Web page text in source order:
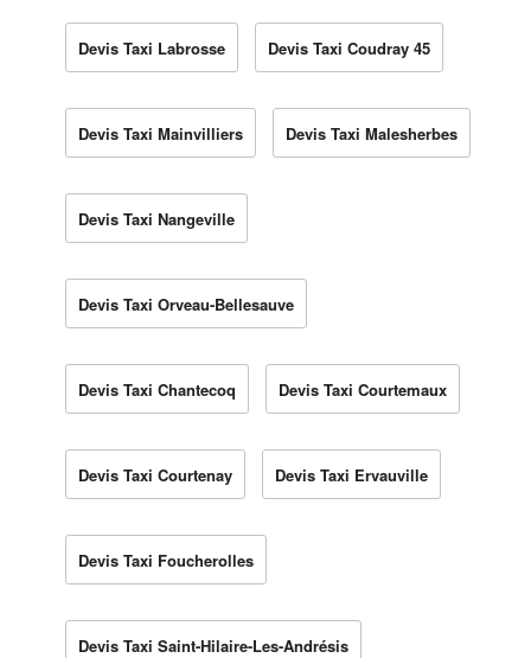
Devis Taxi Labrosse Devis Taxi Coudray 45
Devis Taxi Mainvilliers Devis Taxi Malesherbes
Devis Taxi Nangeville
Devis Taxi Orveau-Bellesauve
Devis Taxi Chantecoq Devis Taxi Courtemaux
Devis Taxi Courtenay Devis Taxi Ervauville
Devis Taxi Foucherolles
Devis Taxi Saint-Hilaire-Les-Andrésis